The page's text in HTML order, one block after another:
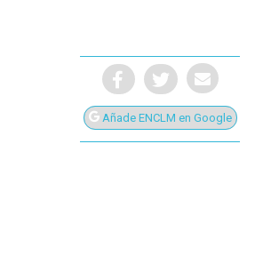
Presiona Intro
Añade ENCLM en Google